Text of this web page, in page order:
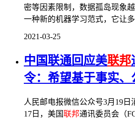
密等因素限制，数据孤岛现象越
一种新的机器学习范式，它让
2021-03-25
中国联通回应美联邦
令：希望基于事实、
人民邮电报微信公众号3月19日
17日，美国联邦通讯委员会（